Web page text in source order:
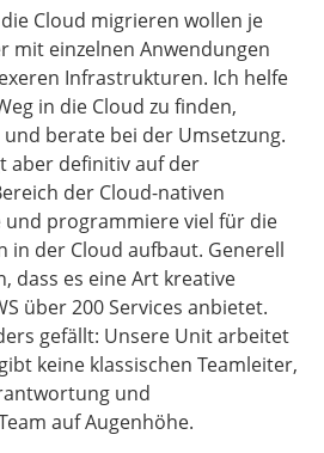
Cloud migrieren wollen je
mit einzelnen Anwendungen
Infrastrukturen. Ich helfe
in die Cloud zu finden,
berate bei der Umsetzung.
aber definitiv auf der
der Cloud-nativen
und programmiere viel für die
der Cloud aufbaut. Generell
dass es eine Art kreative
über 200 Services anbietet.
gefällt: Unsere Unit arbeitet
keine klassischen Teamleiter,
und
auf Augenhöhe.